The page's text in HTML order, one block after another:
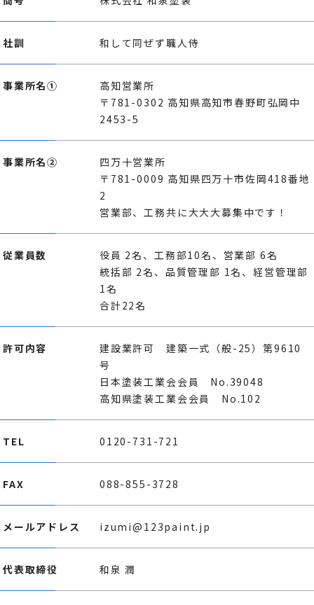
社訓 和して同ぜず職人侍
事業所名①
高知営業所
〒781-0302 高知県高知市春野町弘岡中
2453-5
事業所名②
四万十営業所
〒781-0009 高知県四万十市佐岡418番地
2
営業部、工務共に大大大募集中です！
従業員数
役員 2名、工務部10名、営業部 6名
統括部 2名、品質管理部 1名、経営管理部
1名
合計22名
許可内容
建設業許可 建築一式（般-25）第9610
号
日本塗装工業会会員 No.39048
高知県塗装工業会会員 No.102
TEL 0120-731-721
FAX 088-855-3728
メールアドレス izumi@123paint.jp
代表取締役 和泉 潤